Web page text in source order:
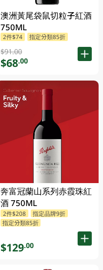
澳洲黃尾袋鼠切粒子紅酒
750ML
2件$74 指定分類85折
$91.00
$68.00
奔富冠蘭山系列赤霞珠紅
酒 750ML
2件$208
指定品牌9折
指定分類85折
$129.00